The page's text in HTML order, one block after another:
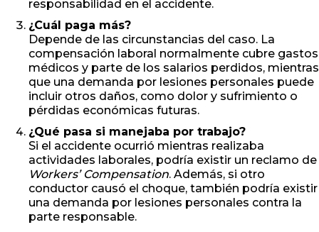
responsabilidad en el accidente.
¿Cuál paga más?
Depende de las circunstancias del caso. La
compensación laboral normalmente cubre gastos
médicos y parte de los salarios perdidos, mientras
que una demanda por lesiones personales puede
incluir otros daños, como dolor y sufrimiento o
pérdidas económicas futuras.
¿Qué pasa si manejaba por trabajo?
Si el accidente ocurrió mientras realizaba
actividades laborales, podría existir un reclamo de
Workers’ Compensation. Además, si otro
conductor causó el choque, también podría existir
una demanda por lesiones personales contra la
parte responsable.